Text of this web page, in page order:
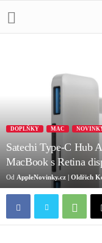
DOPLŇKY MAC
Satechi Type-C Hub
MacBook s Retina
Od AppleNovinky.cz | Oldřich